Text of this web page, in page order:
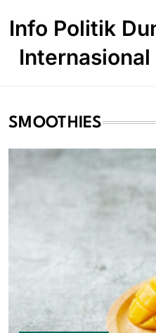
Info Politik
SMOOTHIES